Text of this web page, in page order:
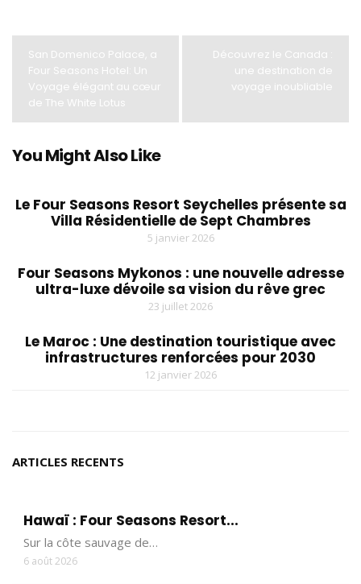
San Domenico Palace, a
Four Seasons Hotel: Un
Voyage élégant au cœur
de The White Lotus
Découvrez le Canada :
une destination de
voyage inoubliable
You Might Also Like
Le Four Seasons Resort Seychelles présente sa
Villa Résidentielle de Sept Chambres
5 janvier 2026
Four Seasons Mykonos : une nouvelle adresse
ultra-luxe dévoile sa vision du rêve grec
23 juillet 2026
Le Maroc : Une destination touristique avec
infrastructures renforcées pour 2030
12 janvier 2026
ARTICLES RECENTS
Hawaï : Four Seasons Resort...
Sur la côte sauvage de…
6 août 2026